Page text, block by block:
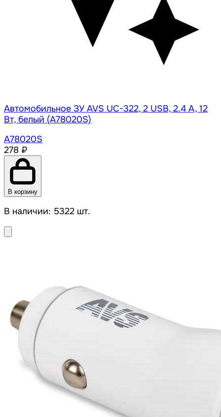
Автомобильное ЗУ AVS UC-322, 2 USB, 2.4 A, 12
Вт, белый (A78020S)
A78020S
278 ₽
В корзину
В наличии: 5322 шт.